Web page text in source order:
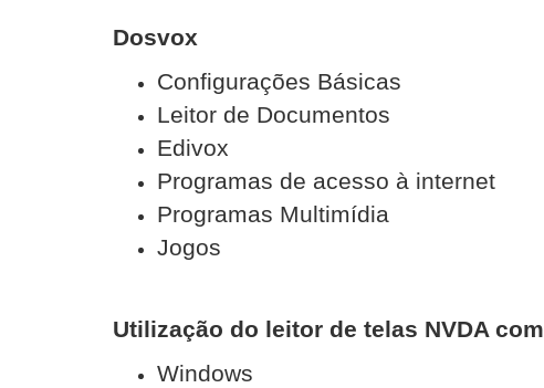
Dosvox
Configurações Básicas
Leitor de Documentos
Edivox
Programas de acesso à internet
Programas Multimídia
Jogos
Utilização do leitor de telas NVDA com
Windows